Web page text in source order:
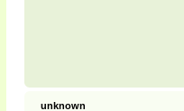
unknown